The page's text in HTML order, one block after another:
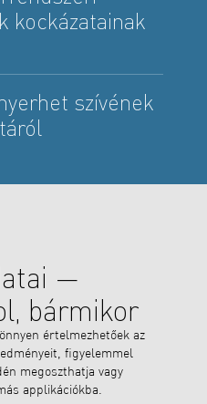
kockázatainak
szívének
—
bármikor
értelmezhetőek az
figyelemmel
megoszthatja vagy
applikációkba.